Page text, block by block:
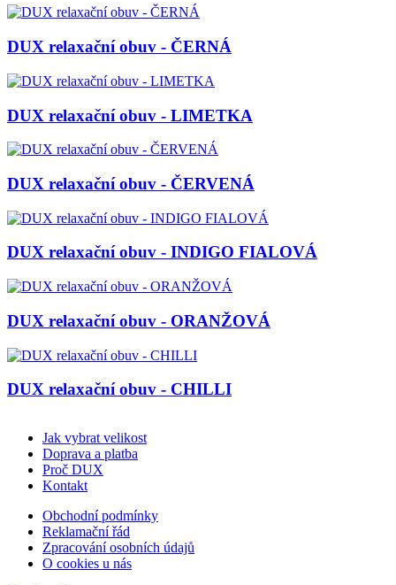
DUX relaxační obuv - ČERNÁ
DUX relaxační obuv - LIMETKA
DUX relaxační obuv - ČERVENÁ
DUX relaxační obuv - INDIGO FIALOVÁ
DUX relaxační obuv - ORANŽOVÁ
DUX relaxační obuv - CHILLI
Jak vybrat velikost
Doprava a platba
Proč DUX
Kontakt
Obchodní podmínky
Reklamační řád
Zpracování osobních údajů
O cookies u nás